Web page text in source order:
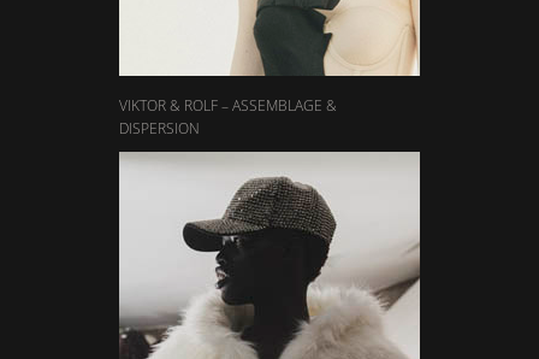
VIKTOR & ROLF – ASSEMBLAGE &
DISPERSION